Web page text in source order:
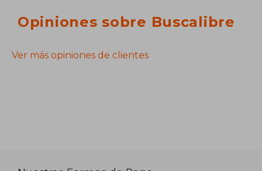
Opiniones sobre Buscalibre
Ver más opiniones de clientes